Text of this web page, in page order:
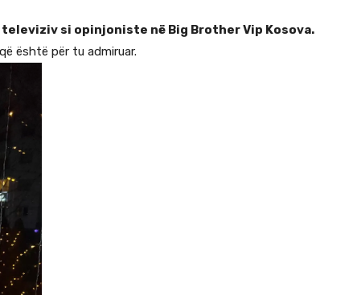
si opinjoniste në Big Brother Vip Kosova.
është për tu admiruar.